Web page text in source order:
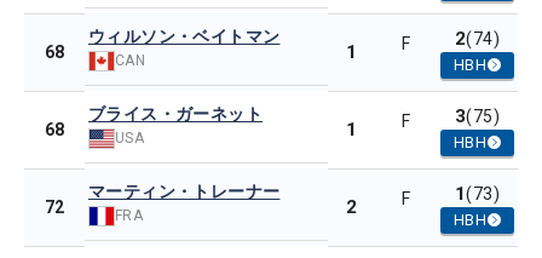
68
ウィルソン・ベイトマン
CAN 1 F 2(74)
HBH
68
ブライス・ガーネット
USA 1 F 3(75)
HBH
72
マーティン・トレーナー
FRA 2 F 1(73)
HBH